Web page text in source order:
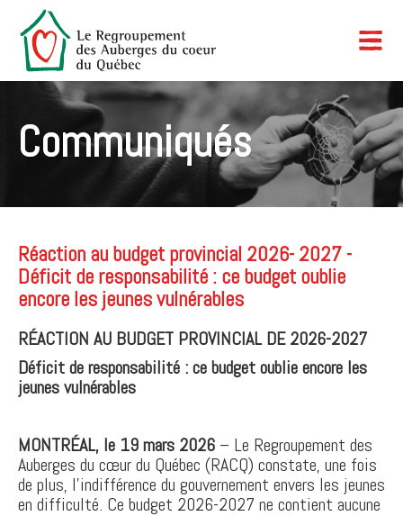
Communiqués
Réaction au budget provincial 2026- 2027 -
Déficit de responsabilité : ce budget oublie
encore les jeunes vulnérables
RÉACTION AU BUDGET PROVINCIAL DE 2026-2027
Déficit de responsabilité : ce budget oublie encore les
jeunes vulnérables
MONTRÉAL, le 19 mars 2026 – Le Regroupement des
Auberges du cœur du Québec (RACQ) constate, une fois
de plus, l'indifférence du gouvernement envers les jeunes
en difficulté. Ce budget 2026-2027 ne contient aucune